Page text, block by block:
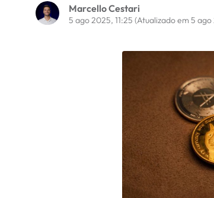
Marcello Cestari
5 ago 2025, 11:25 (Atualizado em 5 ago